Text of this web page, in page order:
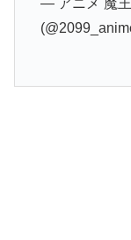
— アニメ 魔